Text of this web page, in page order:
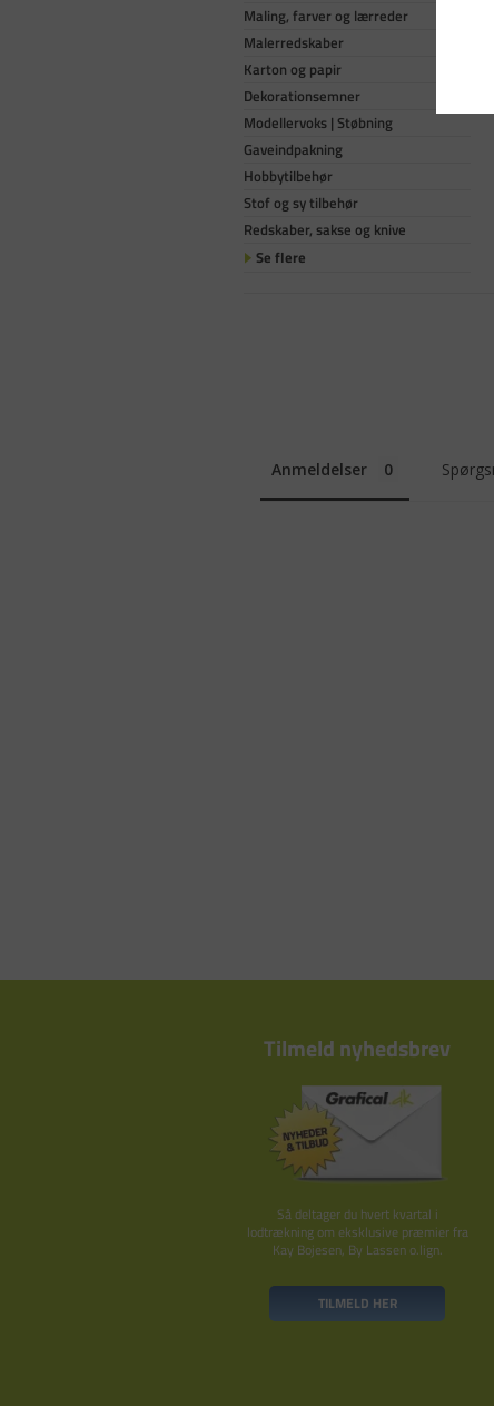
Maling, farver og lærreder
Malerredskaber
Karton og papir
Dekorationsemner
Modellervoks | Støbning
Gaveindpakning
Hobbytilbehør
Stof og sy tilbehør
Redskaber, sakse og knive
Se flere
Anmeldelser
Tilmeld nyhedsbrev
Så deltager du hvert kvartal i
lodtrækning om eksklusive præmier fra
Kay Bojesen, By Lassen o.lign.
TILMELD HER